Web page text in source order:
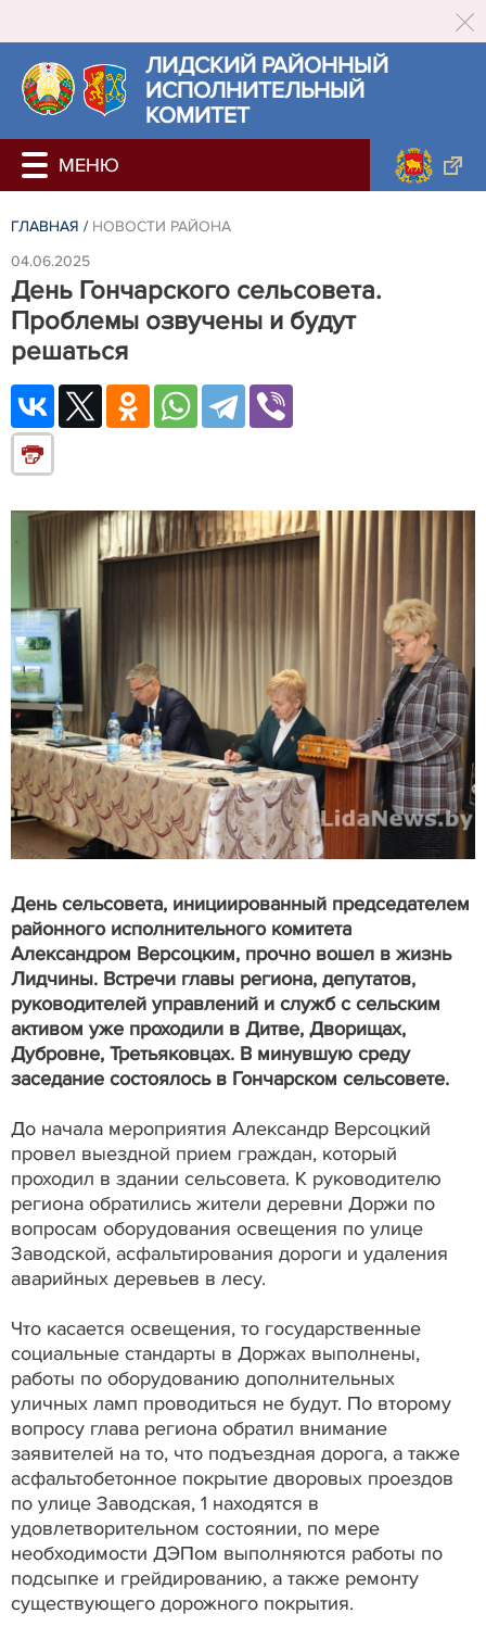
ЛИДСКИЙ РАЙОННЫЙ
ИСПОЛНИТЕЛЬНЫЙ
КОМИТЕТ
ГЛАВНАЯ / НОВОСТИ РАЙОНА
04.06.2025
День Гончарского сельсовета.
Проблемы озвучены и будут
решаться
День сельсовета, инициированный председателем
районного исполнительного комитета
Александром Версоцким, прочно вошел в жизнь
Лидчины. Встречи главы региона, депутатов,
руководителей управлений и служб с сельским
активом уже проходили в Дитве, Дворищах,
Дубровне, Третьяковцах. В минувшую среду
заседание состоялось в Гончарском сельсовете.
До начала мероприятия Александр Версоцкий
провел выездной прием граждан, который
проходил в здании сельсовета. К руководителю
региона обратились жители деревни Доржи по
вопросам оборудования освещения по улице
Заводской, асфальтирования дороги и удаления
аварийных деревьев в лесу.
Что касается освещения, то государственные
социальные стандарты в Доржах выполнены,
работы по оборудованию дополнительных
уличных ламп проводиться не будут. По второму
вопросу глава региона обратил внимание
заявителей на то, что подъездная дорога, а также
асфальтобетонное покрытие дворовых проездов
по улице Заводская, 1 находятся в
удовлетворительном состоянии, по мере
необходимости ДЭПом выполняются работы по
подсыпке и грейдированию, а также ремонту
существующего дорожного покрытия.